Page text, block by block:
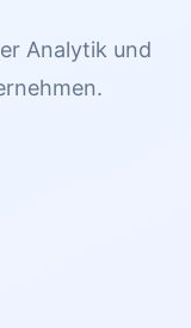
Analytik und